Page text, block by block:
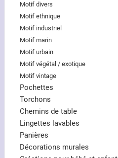
Motif divers
Motif ethnique
Motif industriel
Motif marin
Motif urbain
Motif végétal / exotique
Motif vintage
Pochettes
Torchons
Chemins de table
Lingettes lavables
Panières
Décorations murales